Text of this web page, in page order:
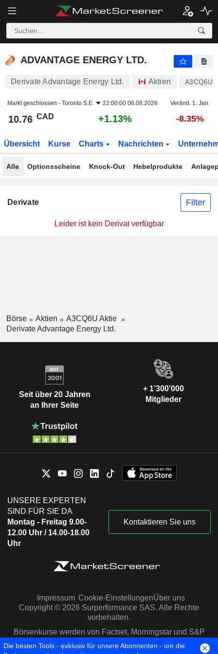
ADVANTAGE ENERGY LTD.
ADVANTAGE ENERGY LTD.
Derivate Advantage Energy Ltd. Aktien A3CQ6U
Markt geschlossen - Toronto S.E. 22:00:00 06.08.2026 Veränd. 1. Jan.
10.76 CAD +1.13% -8.35%
Übersicht Kurse Charts Nachrichten
Alle Optionsscheine Knock-Out Hebelprodukte
Derivate Filter
Leider ist kein Derivat verfügbar
Börse Aktien
A3CQ6U Aktie
Derivate Advantage Energy Ltd.
Seit über 20 Jahren
an Ihrer Seite
+ 1’300’000
Mitglieder
UNSERE EXPERTEN
SIND FÜR SIE DA
Montag - Freitag 9.00-
12.00 Uhr / 14.00-18.00
Uhr
Kontaktieren Sie uns
Impressum Cookie-EinstellungenÜber uns
Copyright © 2026 Surperformance SAS. Alle Rechte
vorbehalten.
Börsenkurse werden von Factset, Morningstar und S&P
Capital IQ zur Verfügung gestellt
Die besten Tools - exklusiv für unsere Abonnenten - um die